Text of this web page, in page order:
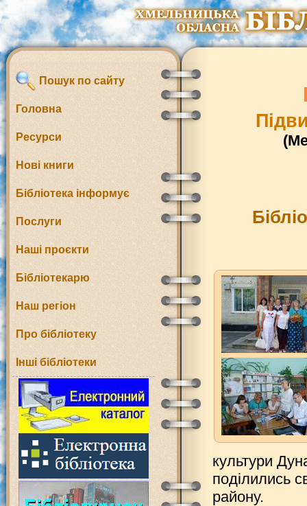
Пошук по сайту
Головна
Ресурси
Нові книги
Бібліотека інформує
Послуги
Наші проєкти
Бібліотекарю
Наш регіон
Про бібліотеку
Інші бібліотеки
культури
поділились
району.